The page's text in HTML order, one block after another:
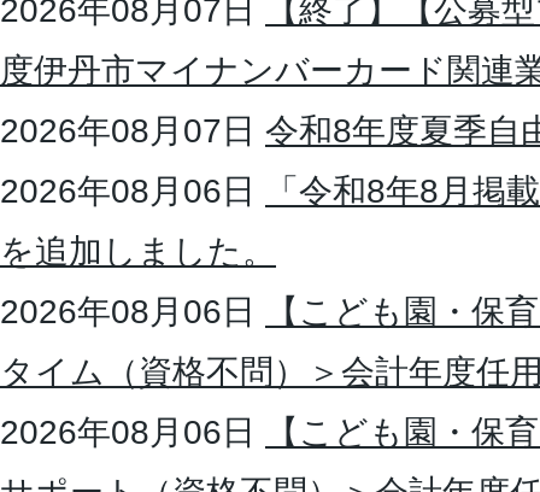
2026年08月07日
【終了】【公募
度伊丹市マイナンバーカード関連
2026年08月07日 令和8年度夏季自
2026年08月06日
「令和8年8月掲
を追加しました。
2026年08月06日
【こども園・保
タイム（資格不問）＞会計年度任
2026年08月06日
【こども園・保